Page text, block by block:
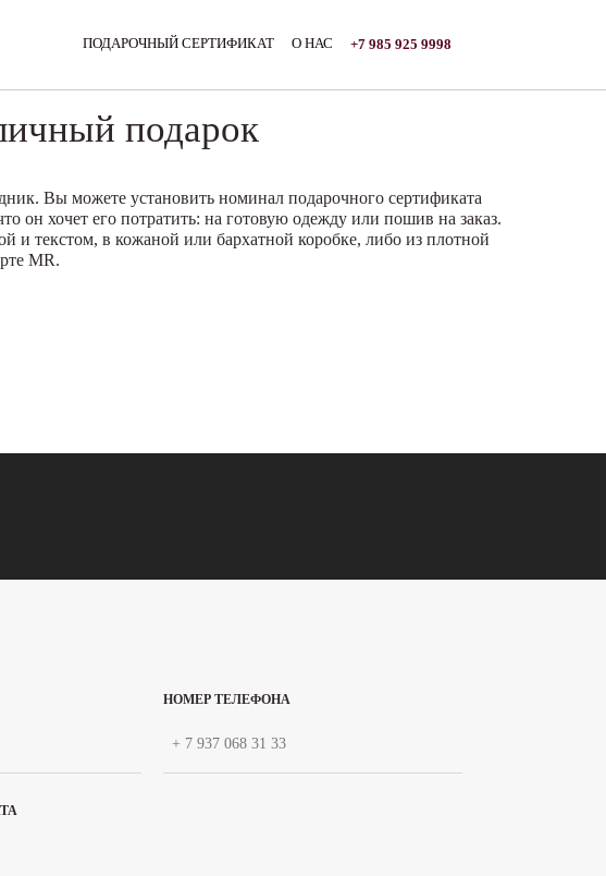
ПОДАРОЧНЫЙ СЕРТИФИКАТ О НАС +7 985 925 9998
подарок
Вы можете установить номинал подарочного сертификата
он хочет его потратить: на готовую одежду или пошив на заказ.
и текстом, в кожаной или бархатной коробке, либо из плотной
MR.
НОМЕР ТЕЛЕФОНА